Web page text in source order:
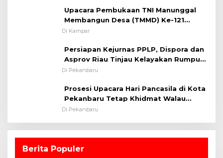
Upacara Pembukaan TNI Manunggal
Membangun Desa (TMMD) Ke-121
Kodim 0313/KPR Tahun 2024) ?
Di Kampar
Persiapan Kejurnas PPLP, Dispora dan
Asprov Riau Tinjau Kelayakan Rumput
Lapangan Sepakbola
Di Pekanbaru
Prosesi Upacara Hari Pancasila di Kota
Pekanbaru Tetap Khidmat Walau
Dalam Ruangan
Di Pekanbaru
Berita Populer